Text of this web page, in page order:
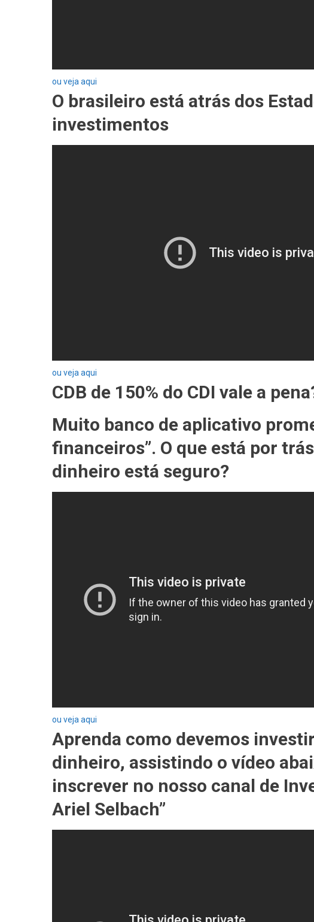
ou veja aqui
O brasileiro está atrás dos
investimentos
ou veja aqui
CDB de 150% do CDI vale a
Muito banco de aplicativo
financeiros”. O que está por
dinheiro está seguro?
ou veja aqui
Aprenda como devemos
dinheiro, assistindo o vídeo
inscrever no nosso canal de
Ariel Selbach”